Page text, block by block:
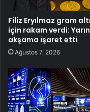
Filiz Eryılmaz gram
için rakam verdi: Yarın
akşama işaret etti
Ağustos 7, 2026